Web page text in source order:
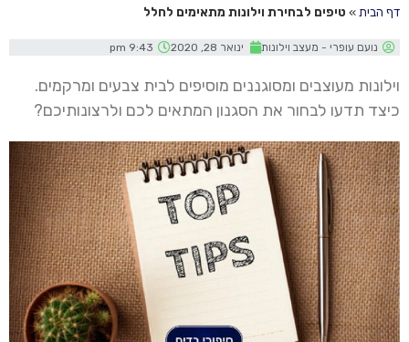
דף הבית » טיפים לבחירת וילונות מתאימים לחלל
נועם עופרי - מעצב וילונות ינואר 28, 2020 9:43 pm
וילונות מעוצבים ומסוגננים מוסיפים לבית צבעים ומרקמים.
כיצד תדעו לבחור את הסגנון המתאים לכם ולרצונותיכם?